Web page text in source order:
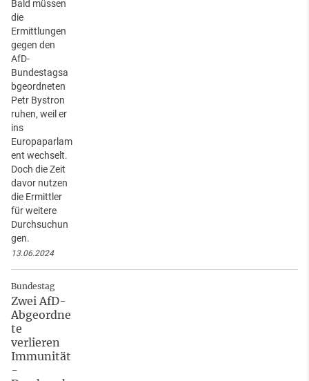
Bald müssen
die
Ermittlungen
gegen den
AfD-
Bundestagsa
bgeordneten
Petr Bystron
ruhen, weil er
ins
Europaparlam
ent wechselt.
Doch die Zeit
davor nutzen
die Ermittler
für weitere
Durchsuchun
gen.
13.06.2024
Bundestag
Zwei AfD-
Abgeordne
te
verlieren
Immunität
-